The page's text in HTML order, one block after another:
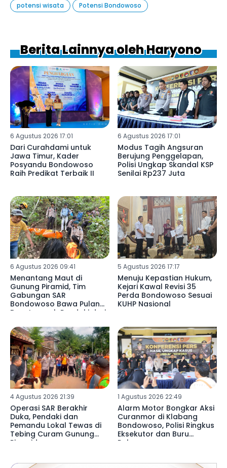
potensi wisata
Potensi Bondowoso
Berita Lainnya oleh Haryono
6 Agustus 2026 17:01
Dari Curahdami untuk
Jawa Timur, Kader
Posyandu Bondowoso
Raih Predikat Terbaik II
6 Agustus 2026 17:01
Modus Tagih Angsuran
Berujung Penggelapan,
Polisi Ungkap Skandal KSP
Senilai Rp237 Juta
6 Agustus 2026 09:41
Menantang Maut di
Gunung Piramid, Tim
Gabungan SAR
Bondowoso Bawa Pulang
Dua Jenazah Pendaki dari
5 Agustus 2026 17:17
Menuju Kepastian Hukum,
Kejari Kawal Revisi 35
Perda Bondowoso Sesuai
KUHP Nasional
4 Agustus 2026 21:39
Operasi SAR Berakhir
Duka, Pendaki dan
Pemandu Lokal Tewas di
Tebing Curam Gunung
Piramid
1 Agustus 2026 22:49
Alarm Motor Bongkar Aksi
Curanmor di Klabang
Bondowoso, Polisi Ringkus
Eksekutor dan Buru
Rekannya